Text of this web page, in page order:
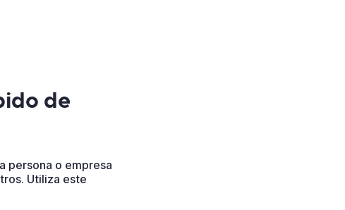
de
persona o empresa
Utiliza este